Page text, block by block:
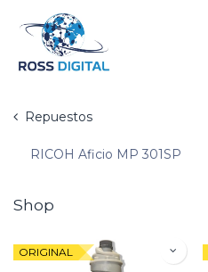
Repuestos
RICOH Aficio MP 301SP
Shop
ORIGINAL